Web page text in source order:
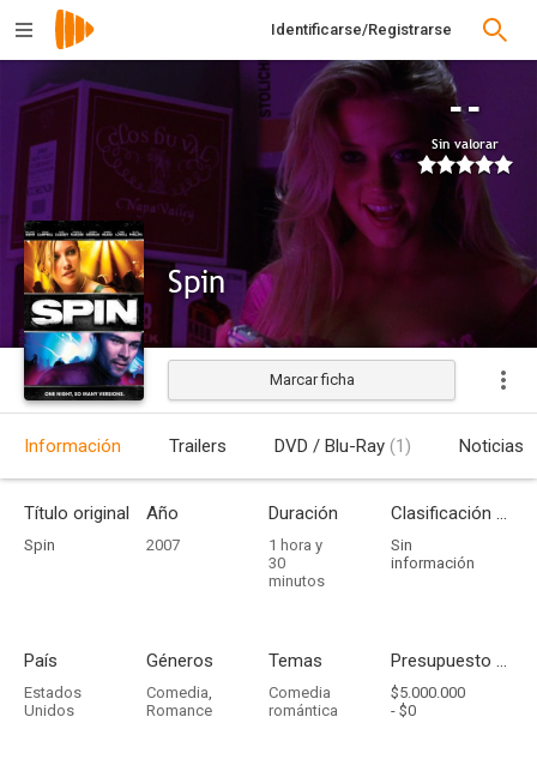
Identificarse/Registrarse
--
Sin valorar
Spin
Estrenada
Marcar ficha
Información Trailers DVD / Blu-Ray (1) Noticias
Título original
Spin
Año
2007
Duración
1 hora y
30
minutos
Clasificación por edades
Sin
información
País
Estados
Unidos
Géneros
Comedia,
Romance
Temas
Comedia
romántica
Presupuesto - Ingresos
$5.000.000
- $0